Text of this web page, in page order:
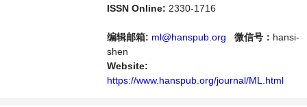
个传播、分享和讨论语言学领域内不同方向问
ISSN Online: 2330-1716
编辑邮箱: ml@hanspub.org 微信号： hansi-
shen
Website:
https://www.hanspub.org/journal/ML.html